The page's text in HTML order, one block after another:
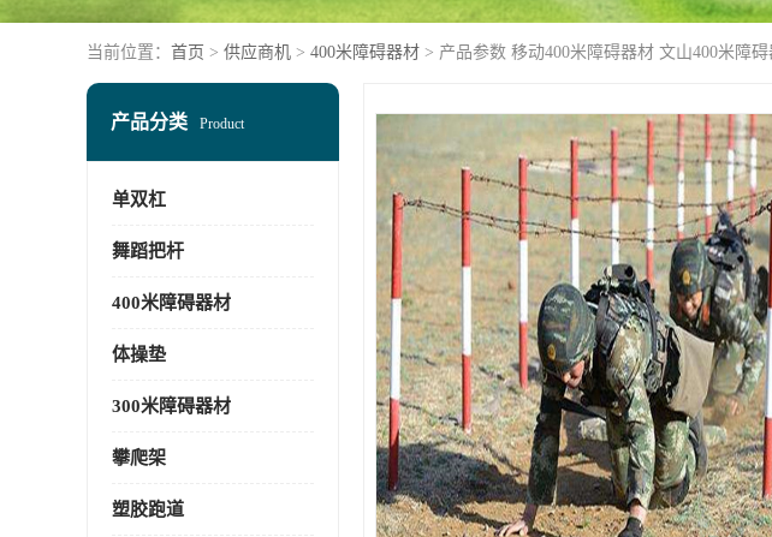
当前位置： 首页 > 供应商机 > 400米障碍器材 > 产品参数 移动400米障碍器材 文山400米障
产品分类 Product
单双杠
舞蹈把杆
400米障碍器材
体操垫
300米障碍器材
攀爬架
塑胶跑道